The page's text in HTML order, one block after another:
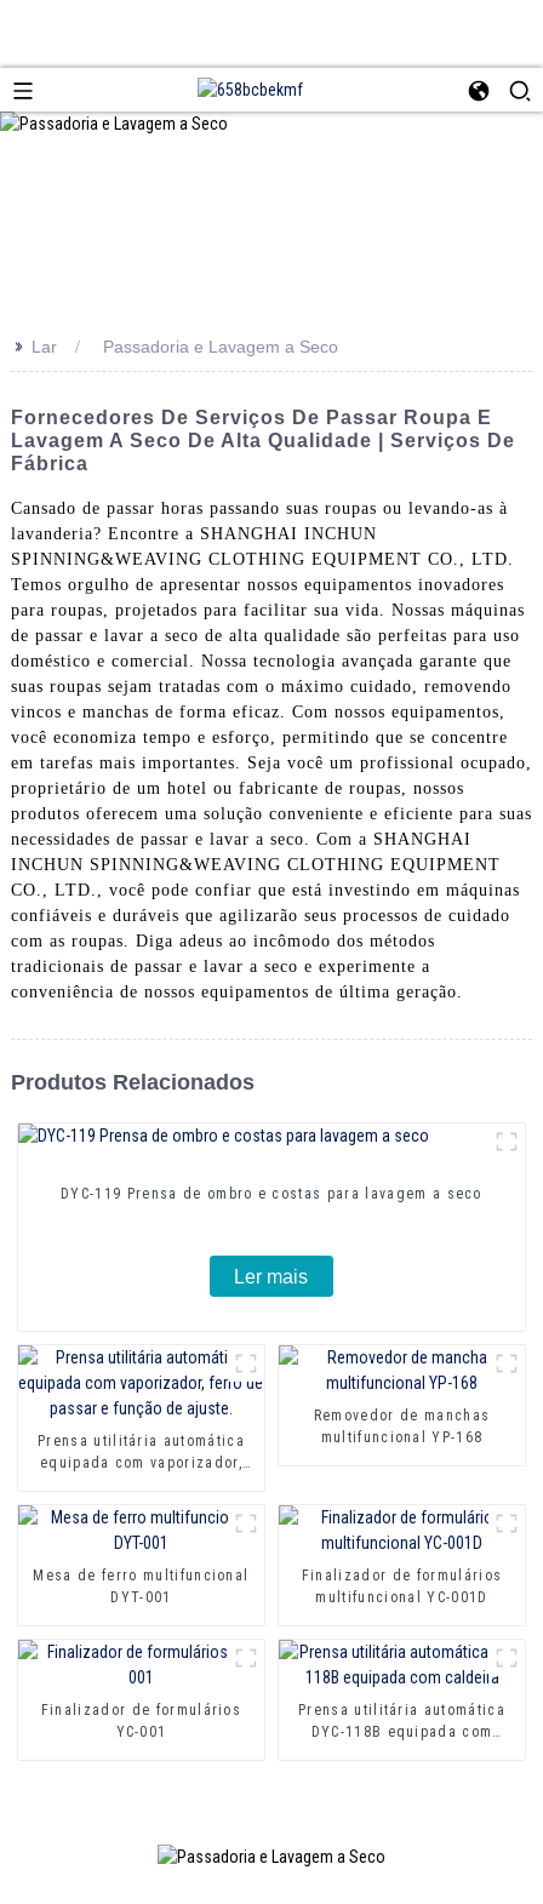
>> Lar Passadoria e Lavagem a Seco
Fornecedores De Serviços De Passar Roupa E
Lavagem A Seco De Alta Qualidade | Serviços De
Fábrica
Cansado de passar horas passando suas roupas ou levando-as à
lavanderia? Encontre a SHANGHAI INCHUN
SPINNING&WEAVING CLOTHING EQUIPMENT CO., LTD.
Temos orgulho de apresentar nossos equipamentos inovadores
para roupas, projetados para facilitar sua vida. Nossas máquinas
de passar e lavar a seco de alta qualidade são perfeitas para uso
doméstico e comercial. Nossa tecnologia avançada garante que
suas roupas sejam tratadas com o máximo cuidado, removendo
vincos e manchas de forma eficaz. Com nossos equipamentos,
você economiza tempo e esforço, permitindo que se concentre
em tarefas mais importantes. Seja você um profissional ocupado,
proprietário de um hotel ou fabricante de roupas, nossos
produtos oferecem uma solução conveniente e eficiente para suas
necessidades de passar e lavar a seco. Com a SHANGHAI
INCHUN SPINNING&WEAVING CLOTHING EQUIPMENT
CO., LTD., você pode confiar que está investindo em máquinas
confiáveis ​​e duráveis ​​que agilizarão seus processos de cuidado
com as roupas. Diga adeus ao incômodo dos métodos
tradicionais de passar e lavar a seco e experimente a
conveniência de nossos equipamentos de última geração.
Produtos Relacionados
DYC-119 Prensa de ombro e costas para lavagem a seco
Ler mais
Prensa utilitária automática
equipada com vaporizador,
Removedor de manchas
multifuncional YP-168
Mesa de ferro multifuncional
DYT-001
Finalizador de formulários
multifuncional YC-001D
Finalizador de formulários
YC-001
Prensa utilitária automática
DYC-118B equipada com